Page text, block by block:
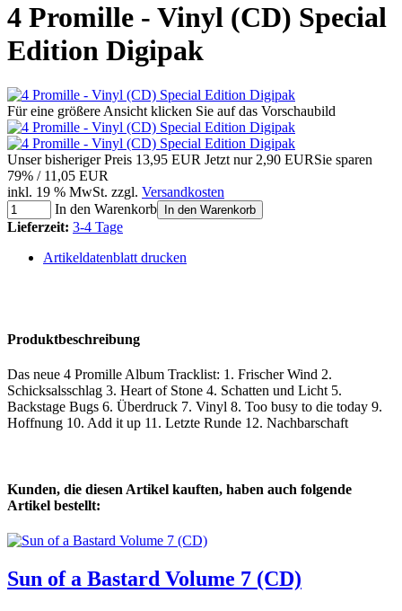
4 Promille - Vinyl (CD) Special
Edition Digipak
Für eine größere Ansicht klicken Sie auf das Vorschaubild
Unser bisheriger Preis 13,95 EUR Jetzt nur 2,90 EURSie sparen
79% / 11,05 EUR
inkl. 19 % MwSt. zzgl. Versandkosten
In den Warenkorb
In den Warenkorb
Lieferzeit: 3-4 Tage
Artikeldatenblatt drucken
Produktbeschreibung
Das neue 4 Promille Album Tracklist: 1. Frischer Wind 2.
Schicksalsschlag 3. Heart of Stone 4. Schatten und Licht 5.
Backstage Bugs 6. Überdruck 7. Vinyl 8. Too busy to die today 9.
Hoffnung 10. Add it up 11. Letzte Runde 12. Nachbarschaft
Kunden, die diesen Artikel kauften, haben auch folgende
Artikel bestellt:
Sun of a Bastard Volume 7 (CD)